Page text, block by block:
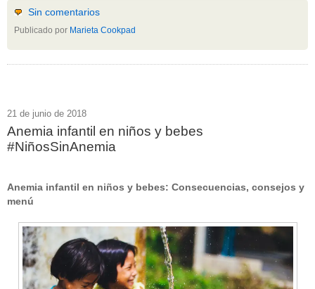
obesidad(12)
Sin categoría(438)
vitaminas(10)
RSS - Entradas
ADMINISTRAR
Sin comentarios
Publicado por Marieta Cookpad
21 de junio de 2018
Anemia infantil en niños y bebes
#NiñosSinAnemia
Anemia infantil en niños y bebes: Consecuencias, consejos y
menú